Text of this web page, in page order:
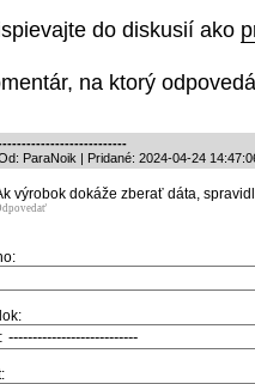
do diskusií ako
na ktorý
ParaNoik | Pridané: 2024-04-24
výrobok dokáže zberať dáta,